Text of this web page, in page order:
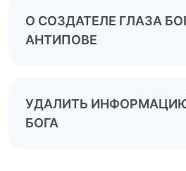
О СОЗДАТЕЛЕ ГЛАЗА
АНТИПОВЕ
УДАЛИТЬ
БОГА